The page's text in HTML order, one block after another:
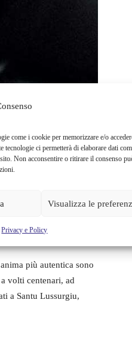
come i cookie per memorizzare e/o
ci permetterà di elaborare dati
Non acconsentire o ritirare il consenso
Visualizza le
Privacy e Policy
artisti e artigiani che
incredibilmente
più autentica sono
volti centenari, ad
a Santu Lussurgiu,